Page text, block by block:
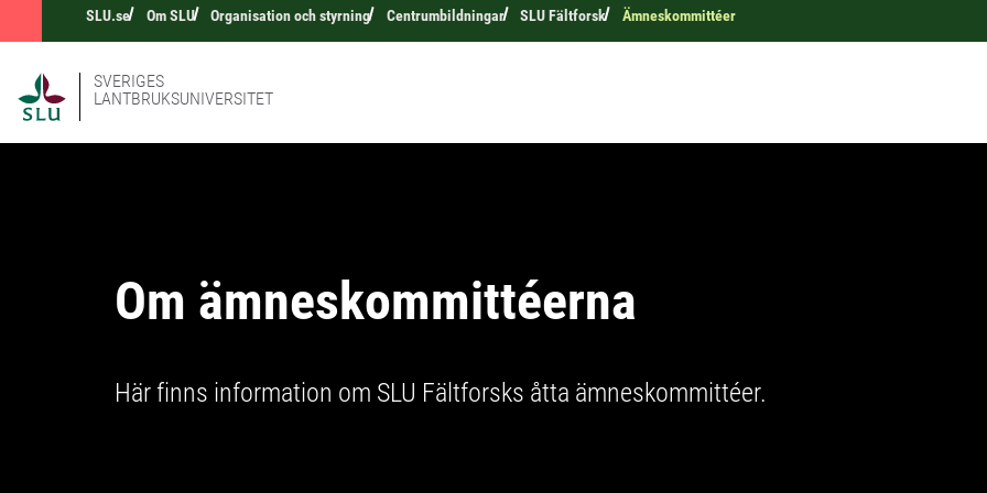
SLU.se Om SLU Organisation och styrning Centrumbildningar SLU Fältforsk Ämneskommittéer
SVERIGES
LANTBRUKSUNIVERSITET
Om ämneskommittéerna
Här finns information om SLU Fältforsks åtta ämneskommittéer.